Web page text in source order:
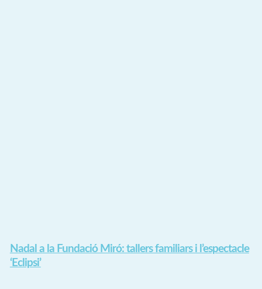
Nadal a la Fundació Miró: tallers familiars i l’espectacle
‘Eclipsi’